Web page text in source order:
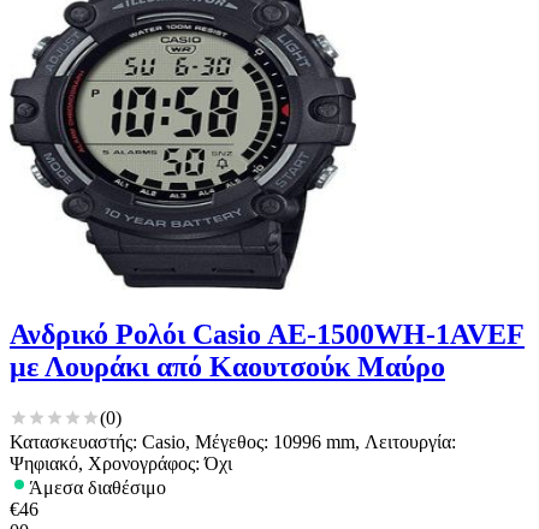
Ανδρικό Ρολόι Casio AE-1500WH-1AVEF
με Λουράκι από Καουτσούκ Μαύρο
(0)
Κατασκευαστής: Casio, Μέγεθος: 10996 mm, Λειτουργία:
Ψηφιακό, Χρονογράφος: Όχι
Άμεσα διαθέσιμο
€46